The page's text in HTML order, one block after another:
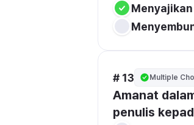
# 13 Multiple
Amanat
penulis